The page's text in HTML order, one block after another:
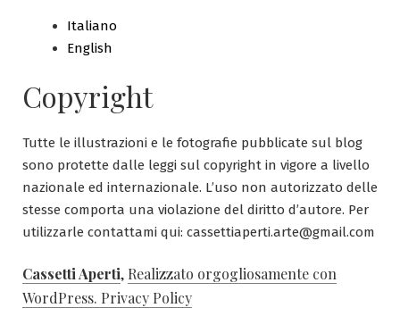
Italiano
English
Copyright
Tutte le illustrazioni e le fotografie pubblicate sul blog
sono protette dalle leggi sul copyright in vigore a livello
nazionale ed internazionale. L’uso non autorizzato delle
stesse comporta una violazione del diritto d’autore. Per
utilizzarle contattami qui: cassettiaperti.arte@gmail.com
Cassetti Aperti, Realizzato orgogliosamente con
WordPress. Privacy Policy